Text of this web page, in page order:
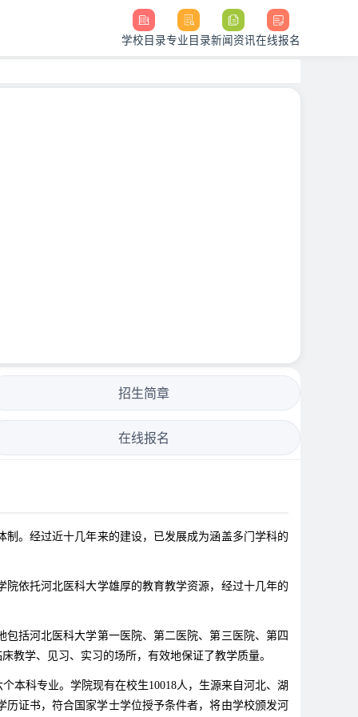
学校目录专业目录新闻资讯在线报名
招生简章
在线报名
。经过近十几年来的建设，已发展成为涵盖多门学科的
依托河北医科大学雄厚的教育教学资源，经过十几年的
括河北医科大学第一医院、第二医院、第三医院、第四
教学、见习、实习的场所，有效地保证了教学质量。
本科专业。学院现有在校生10018人，生源来自河北、湖
证书，符合国家学士学位授予条件者，将由学校颁发河